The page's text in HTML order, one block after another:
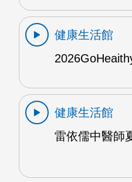
健康生活館
健康生活館
雷依儒中醫師